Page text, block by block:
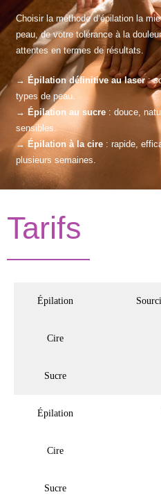
Choisir la méthode d’épilation la
peau, de votre tolérance à la
attentes en termes de résultats.
→ Épilation définitive au laser:
types de peau.
→ Épilation au sucre: douce,
sensibles.
→ Épilation à la cire: rapide,
plusieurs semaines.
Tarifs
Épilation
Cire
Sucre
Épilation
Cire
Sucre